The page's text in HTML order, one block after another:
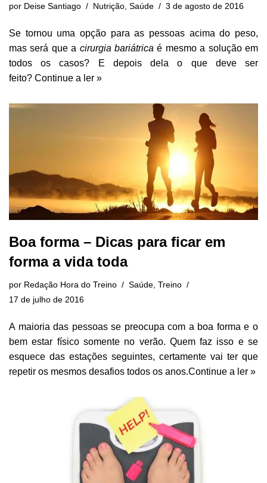
por Deise Santiago Nutrição Saúde 3 de agosto de 2016
Se tornou uma opção para as pessoas acima do peso,
mas será que a cirurgia bariátrica é mesmo a solução em
todos os casos? E depois dela o que deve ser
feito? Continue a ler »
Boa forma – Dicas para ficar em
forma a vida toda
por Redação Hora do Treino Saúde Treino
17 de julho de 2016
A maioria das pessoas se preocupa com a boa forma e o
bem estar físico somente no verão. Quem faz isso e se
esquece das estações seguintes, certamente vai ter que
repetir os mesmos desafios todos os anos.Continue a ler »